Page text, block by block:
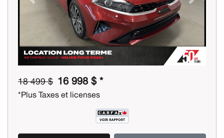
Previous Next
18 499 $ 16 998 $ *
*Plus Taxes et licenses